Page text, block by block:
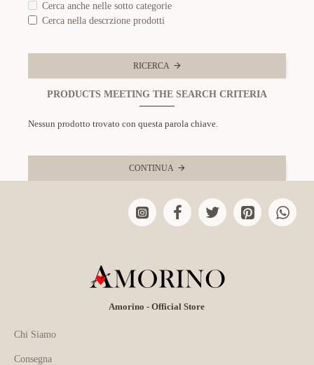
Cerca anche nelle sotto categorie
Cerca nella descrzione prodotti
RICERCA
PRODUCTS MEETING THE SEARCH CRITERIA
Nessun prodotto trovato con questa parola chiave.
CONTINUA
Amorino - Official Store
Chi Siamo
Consegna